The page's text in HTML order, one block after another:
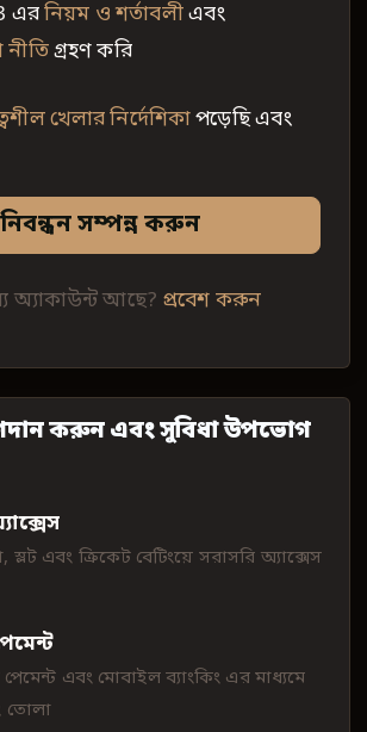
এরনিয়ম ও শর্তাবলীএবং
গ্রহণ করি
খেলার নির্দেশিকাপড়েছি এবং
নিবন্ধন সম্পন্ন করুন
অ্যাকাউন্ট আছে? প্রবেশ করুন
করুন এবং সুবিধা উপভোগ
এবং ক্রিকেট বেটিংয়ে সরাসরি অ্যাক্সেস
পেমেন্ট এবং মোবাইল ব্যাংকিং এর মাধ্যমে
তোলা